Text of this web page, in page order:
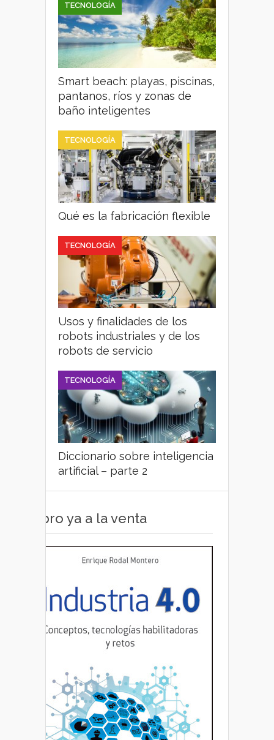
TECNOLOGÍA
Smart beach: playas, piscinas,
pantanos, ríos y zonas de
baño inteligentes
TECNOLOGÍA
Qué es la fabricación flexible
TECNOLOGÍA
Usos y finalidades de los
robots industriales y de los
robots de servicio
TECNOLOGÍA
Diccionario sobre inteligencia
artificial – parte 2
Libro ya a la venta